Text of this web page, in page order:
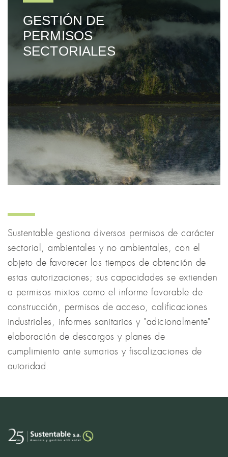
GESTIÓN DE
PERMISOS
SECTORIALES
Sustentable gestiona diversos permisos de carácter
sectorial, ambientales y no ambientales, con el
objeto de favorecer los tiempos de obtención de
estas autorizaciones; sus capacidades se extienden
a permisos mixtos como el informe favorable de
construcción, permisos de acceso, calificaciones
industriales, informes sanitarios y "adicionalmente"
elaboración de descargos y planes de
cumplimiento ante sumarios y fiscalizaciones de
autoridad.